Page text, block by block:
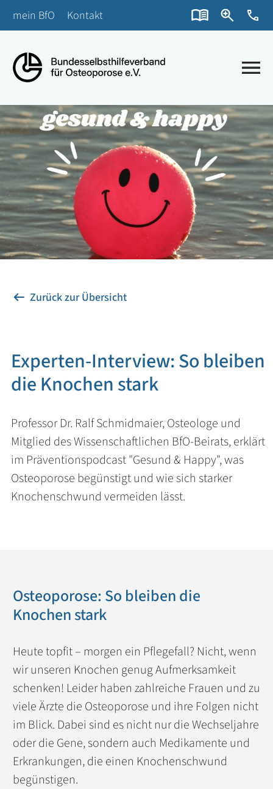
mein BfO Kontakt
Zurück zur Übersicht
Experten-Interview: So bleiben
die Knochen stark
Professor Dr. Ralf Schmidmaier, Osteologe und
Mitglied des Wissenschaftlichen BfO-Beirats, erklärt
im Präventionspodcast "Gesund & Happy", was
Osteoporose begünstigt und wie sich starker
Knochenschwund vermeiden lässt.
Osteoporose: So bleiben die
Knochen stark
Heute topfit – morgen ein Pflegefall? Nicht, wenn
wir unseren Knochen genug Aufmerksamkeit
schenken! Leider haben zahlreiche Frauen und zu
viele Ärzte die Osteoporose und ihre Folgen nicht
im Blick. Dabei sind es nicht nur die Wechseljahre
oder die Gene, sondern auch Medikamente und
Erkrankungen, die einen Knochenschwund
begünstigen.